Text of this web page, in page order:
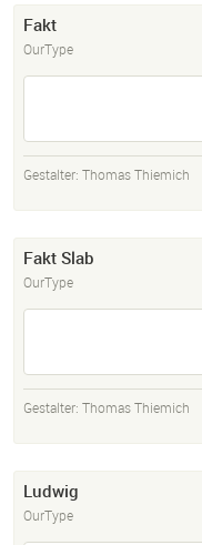
Fakt
OurType
Gestalter: Thomas Thiemich
Fakt Slab
OurType
Gestalter: Thomas Thiemich
Ludwig
OurType